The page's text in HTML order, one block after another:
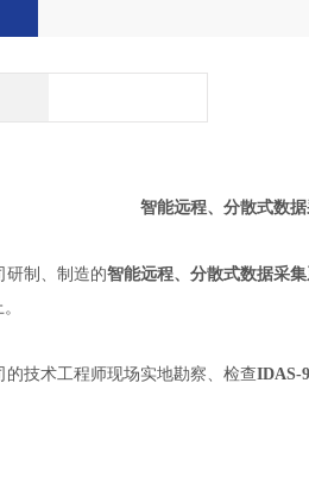
智能远程、分散式数
研制、制造的智能远程、分散式数据采
。
技术工程师现场实地勘察、检查IDAS-